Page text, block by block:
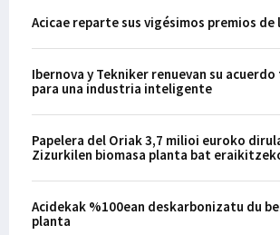
Acicae reparte sus vigésimos premios
Ibernova y Tekniker renuevan su
para una industria inteligente
Papelera del Oriak 3,7 milioi euroko
Zizurkilen biomasa planta bat
Acidekak %100ean deskarbonizatu du
planta